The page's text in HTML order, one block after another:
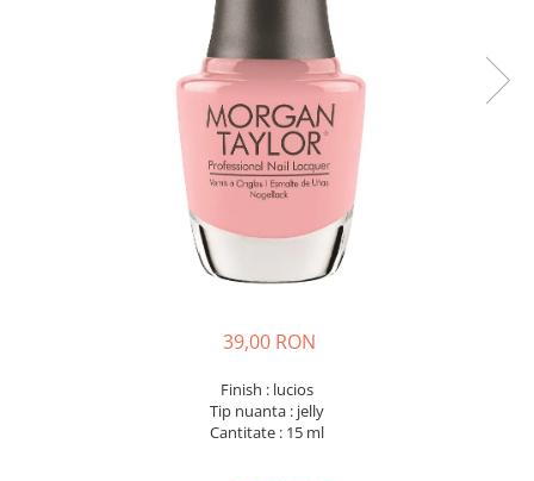
39,00 RON
Finish : lucios
Tip nuanta : jelly
Cantitate : 15 ml